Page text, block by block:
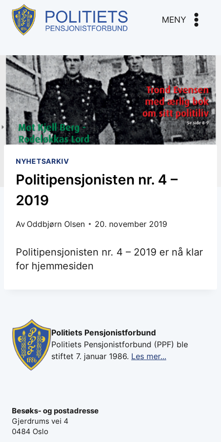
Skip
content
MENY
NYHETSARKIV
Politipensjonisten nr. 4 –
2019
Av Oddbjørn Olsen 20. november 2019
Politipensjonisten nr. 4 – 2019 er nå klar
for hjemmesiden
Politiets Pensjonistforbund
Politiets Pensjonistforbund (PPF) ble
stiftet 7. januar 1986. Les mer...
Besøks- og postadresse
Gjerdrums vei 4
0484 Oslo